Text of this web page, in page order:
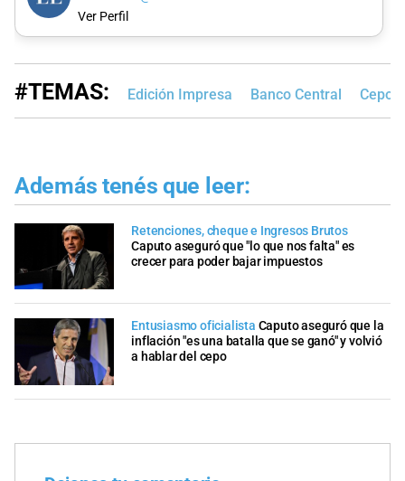
Ver Perfil
#TEMAS: Edición Impresa Banco Central Cepo
Además tenés que leer:
Retenciones, cheque e Ingresos Brutos
Caputo aseguró que "lo que nos falta" es
crecer para poder bajar impuestos
Entusiasmo oficialista Caputo aseguró que la
inflación "es una batalla que se ganó" y volvió
a hablar del cepo